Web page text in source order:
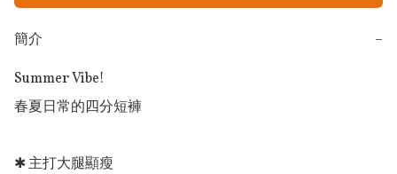
簡介
−
Summer Vibe!
春夏日常的四分短褲
✱ 主打大腿顯瘦